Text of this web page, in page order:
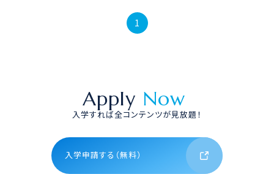
1
Apply Now
入学すれば全コンテンツが見放題！
入学申請する（無料）